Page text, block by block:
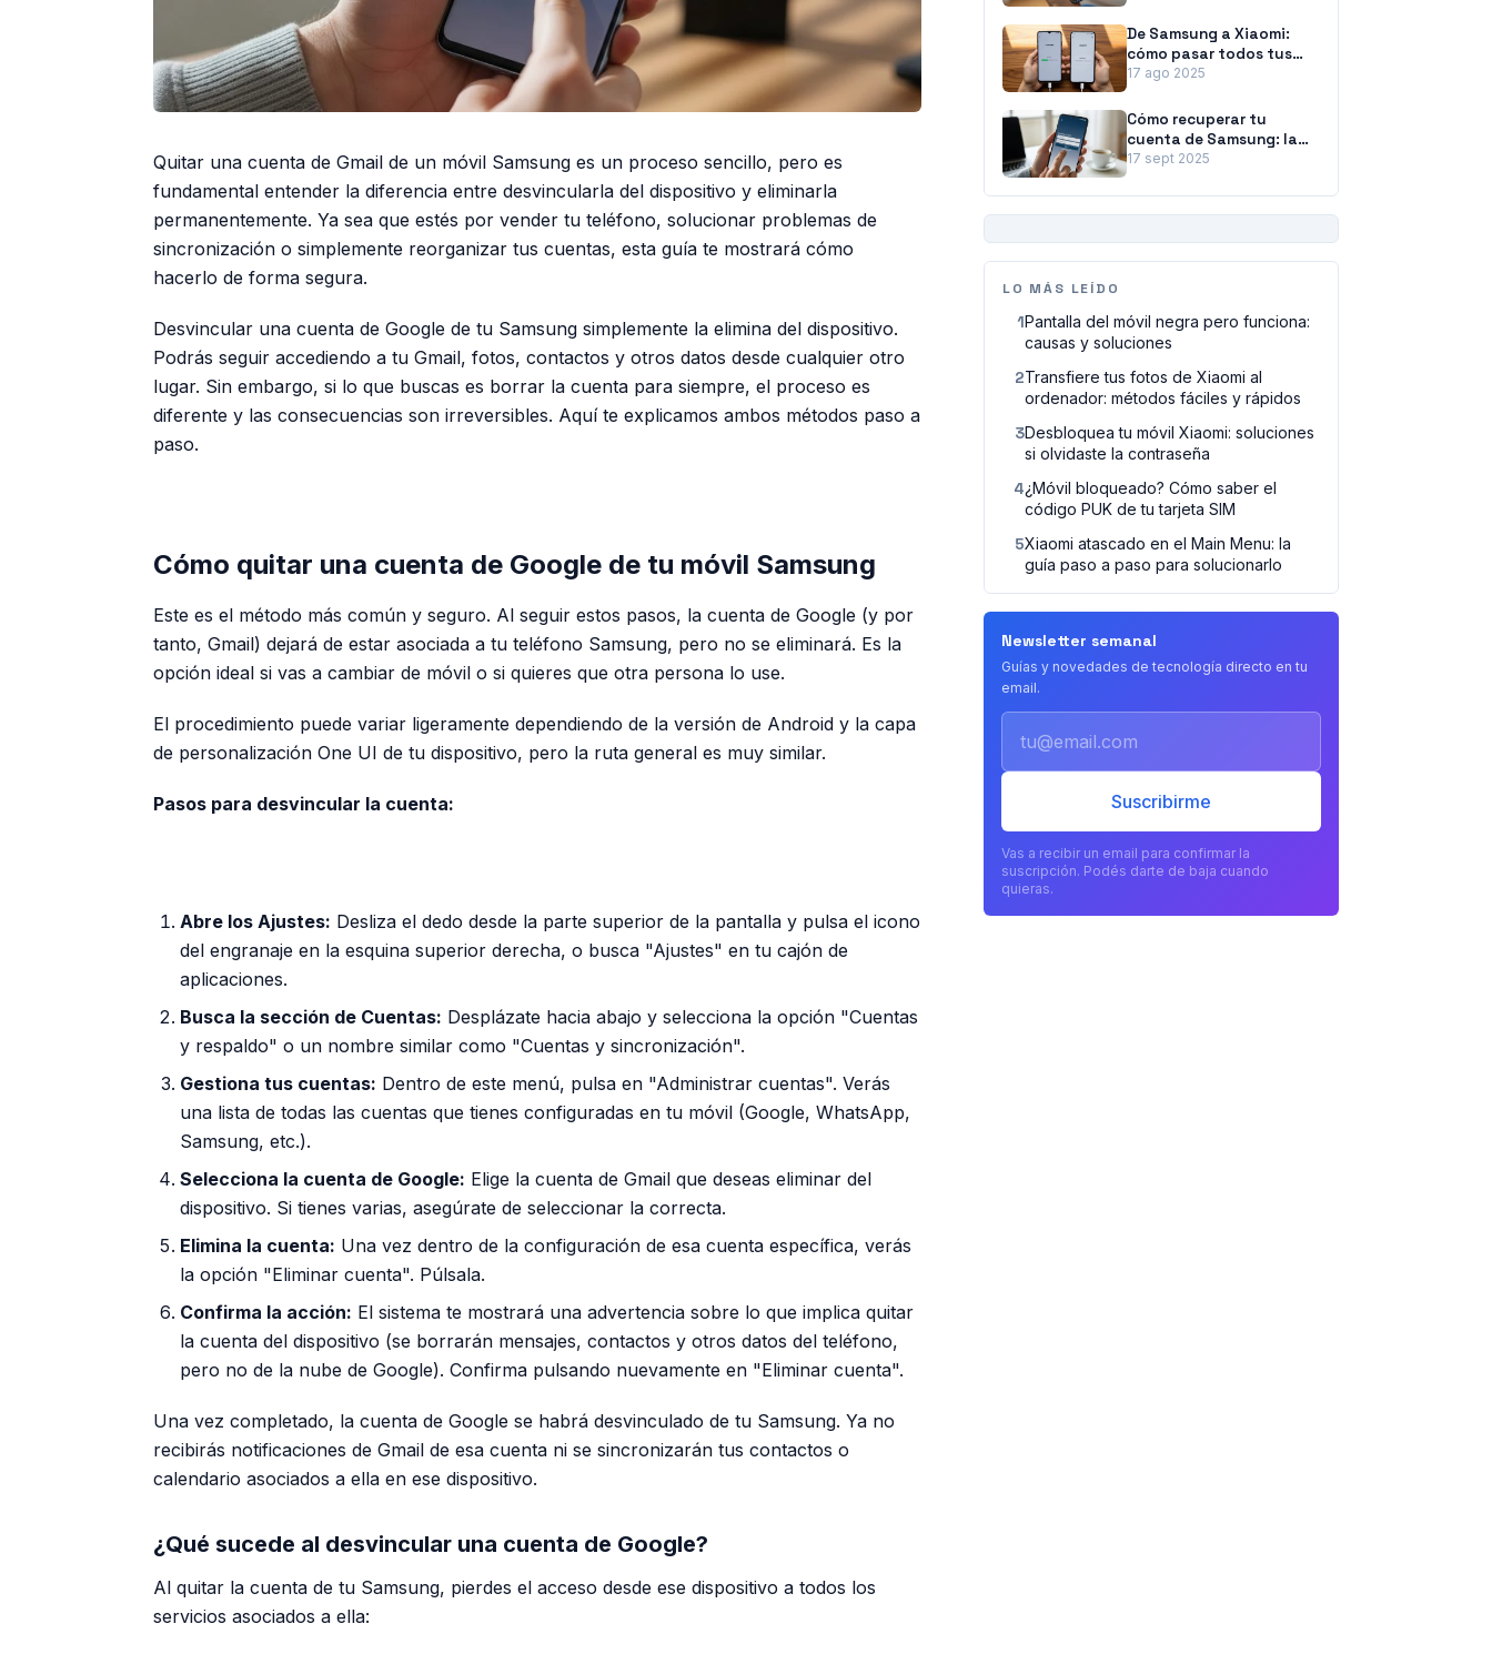
Quitar una cuenta de Gmail de un móvil Samsung es un proceso sencillo, pero es
fundamental entender la diferencia entre desvincularla del dispositivo y eliminarla
permanentemente. Ya sea que estés por vender tu teléfono, solucionar problemas de
sincronización o simplemente reorganizar tus cuentas, esta guía te mostrará cómo
hacerlo de forma segura.
Desvincular una cuenta de Google de tu Samsung simplemente la elimina del dispositivo.
Podrás seguir accediendo a tu Gmail, fotos, contactos y otros datos desde cualquier otro
lugar. Sin embargo, si lo que buscas es borrar la cuenta para siempre, el proceso es
diferente y las consecuencias son irreversibles. Aquí te explicamos ambos métodos paso a
paso.
Cómo quitar una cuenta de Google de tu móvil Samsung
Este es el método más común y seguro. Al seguir estos pasos, la cuenta de Google (y por
tanto, Gmail) dejará de estar asociada a tu teléfono Samsung, pero no se eliminará. Es la
opción ideal si vas a cambiar de móvil o si quieres que otra persona lo use.
El procedimiento puede variar ligeramente dependiendo de la versión de Android y la capa
de personalización One UI de tu dispositivo, pero la ruta general es muy similar.
Pasos para desvincular la cuenta:
Abre los Ajustes: Desliza el dedo desde la parte superior de la pantalla y pulsa el icono
del engranaje en la esquina superior derecha, o busca "Ajustes" en tu cajón de
aplicaciones.
Busca la sección de Cuentas: Desplázate hacia abajo y selecciona la opción "Cuentas
y respaldo" o un nombre similar como "Cuentas y sincronización".
Gestiona tus cuentas: Dentro de este menú, pulsa en "Administrar cuentas". Verás
una lista de todas las cuentas que tienes configuradas en tu móvil (Google, WhatsApp,
Samsung, etc.).
Selecciona la cuenta de Google: Elige la cuenta de Gmail que deseas eliminar del
dispositivo. Si tienes varias, asegúrate de seleccionar la correcta.
Elimina la cuenta: Una vez dentro de la configuración de esa cuenta específica, verás
la opción "Eliminar cuenta". Púlsala.
Confirma la acción: El sistema te mostrará una advertencia sobre lo que implica quitar
la cuenta del dispositivo (se borrarán mensajes, contactos y otros datos del teléfono,
pero no de la nube de Google). Confirma pulsando nuevamente en "Eliminar cuenta".
Una vez completado, la cuenta de Google se habrá desvinculado de tu Samsung. Ya no
recibirás notificaciones de Gmail de esa cuenta ni se sincronizarán tus contactos o
calendario asociados a ella en ese dispositivo.
¿Qué sucede al desvincular una cuenta de Google?
Al quitar la cuenta de tu Samsung, pierdes el acceso desde ese dispositivo a todos los
servicios asociados a ella:
De Samsung a Xiaomi:
cómo pasar todos tus
datos sin esfuerzo
17 ago 2025
Cómo recuperar tu
cuenta de Samsung: la
guía paso a paso
17 sept 2025
LO MÁS LEÍDO
1Pantalla del móvil negra pero funciona:
causas y soluciones
2Transfiere tus fotos de Xiaomi al
ordenador: métodos fáciles y rápidos
3Desbloquea tu móvil Xiaomi: soluciones
si olvidaste la contraseña
4¿Móvil bloqueado? Cómo saber el
código PUK de tu tarjeta SIM
5Xiaomi atascado en el Main Menu: la
guía paso a paso para solucionarlo
Newsletter semanal
Guías y novedades de tecnología directo en tu
email.
Suscribirme
Vas a recibir un email para confirmar la
suscripción. Podés darte de baja cuando
quieras.